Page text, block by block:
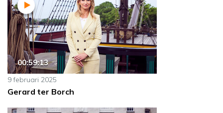
00:59:13
9 februari 2025
Gerard ter Borch